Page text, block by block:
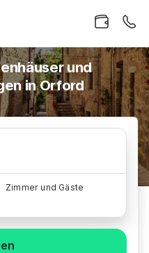
und
in Orford
Zimmer und Gäste